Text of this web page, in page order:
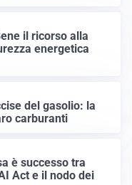
il ricorso alla
energetica
del gasolio: la
carburanti
è successo tra
Act e il nodo dei